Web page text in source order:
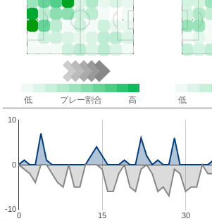
低 プレー割合 高 低
0 15 30
-10
0
10